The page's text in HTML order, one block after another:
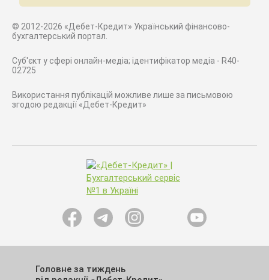
© 2012-2026 «Дебет-Кредит» Український фінансово-
бухгалтерський портал.
Суб'єкт у сфері онлайн-медіа; ідентифікатор медіа - R40-
02725
Використання публікацій можливе лише за письмовою
згодою редакції «Дебет-Кредит»
Головне за тиждень